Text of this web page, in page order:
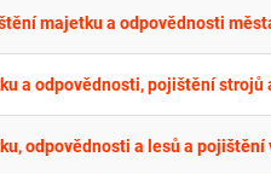
majetku a odpovědnosti
odpovědnosti a lesů a pojištění